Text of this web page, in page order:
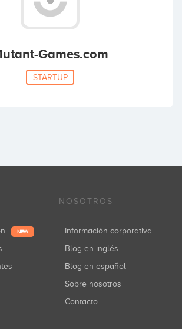
Games.com
STARTUP
NEW
NOSOTROS
Información corporativa
Blog en inglés
Blog en español
Sobre nosotros
Contacto